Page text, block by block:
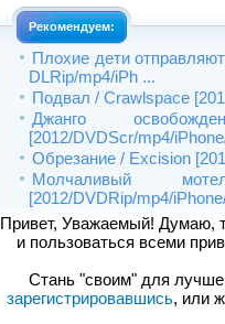
Рекомендуем:
Плохие дети
DLRip/mp4/iPh ...
Подвал / Crawlspace
Джанго
[2012/DVDScr/mp4/
Обрезание / Excision
Молчаливый
[2012/DVDRip/mp4/
Привет, Уважаемый! Думаю,
и пользоваться всеми
Стань "своим" для
зарегистрировавшись, или